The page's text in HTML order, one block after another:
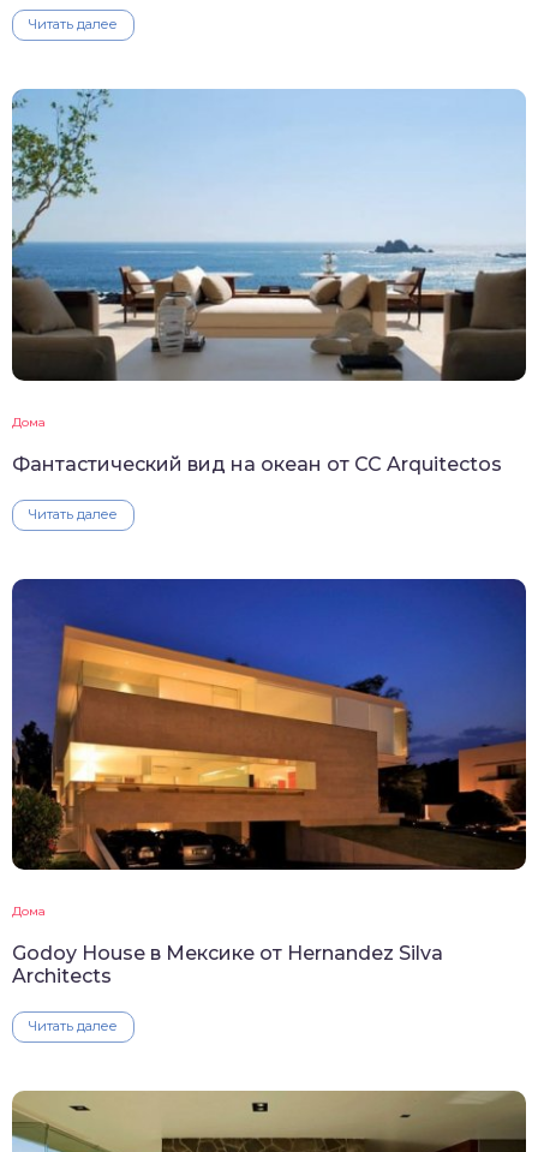
Читать далее
Дома
Фантастический вид на океан от CC Arquitectos
Читать далее
Дома
Godoy House в Мексике от Hernandez Silva
Architects
Читать далее